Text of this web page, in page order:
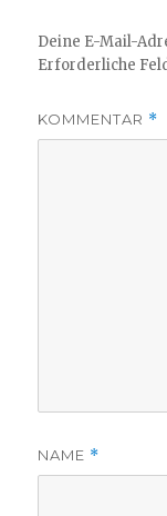
Deine E-Mail-
Erforderliche
KOMMENTAR *
NAME *